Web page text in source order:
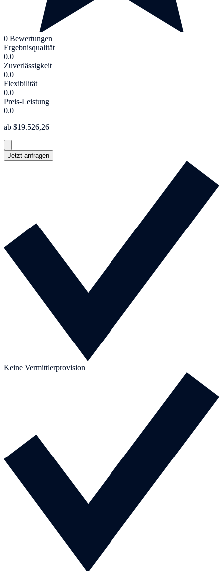
0 Bewertungen
Ergebnisqualität
0.0
Zuverlässigkeit
0.0
Flexibilität
0.0
Preis-Leistung
0.0
ab $19.526,26
Jetzt anfragen
Keine Vermittlerprovision